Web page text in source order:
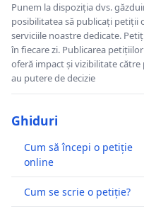
Punem la dispoziția dvs.
posibilitatea să publicați petiții
serviciile noastre dedicate.
în fiecare zi. Publicarea
oferă impact și vizibilitate către
au putere de decizie
Ghiduri
Cum să începi o petiție
online
Cum se scrie o petiție?